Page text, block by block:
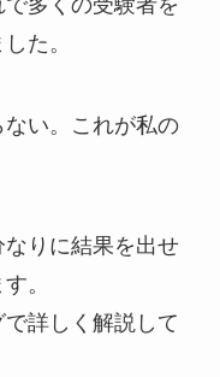
多くの受験者を
た。
い。これが私の
りに結果を出せ
。
詳しく解説して